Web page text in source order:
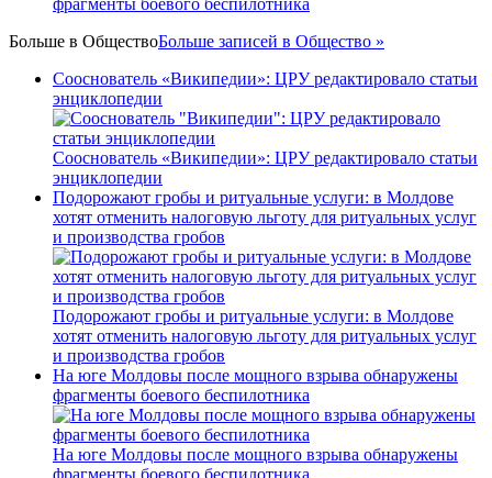
фрагменты боевого беспилотника
Больше в ОбществоБольше записей в Общество »
Сооснователь «Википедии»: ЦРУ редактировало статьи
энциклопедии
Сооснователь «Википедии»: ЦРУ редактировало статьи
энциклопедии
Подорожают гробы и ритуальные услуги: в Молдове
хотят отменить налоговую льготу для ритуальных услуг
и производства гробов
Подорожают гробы и ритуальные услуги: в Молдове
хотят отменить налоговую льготу для ритуальных услуг
и производства гробов
На юге Молдовы после мощного взрыва обнаружены
фрагменты боевого беспилотника
На юге Молдовы после мощного взрыва обнаружены